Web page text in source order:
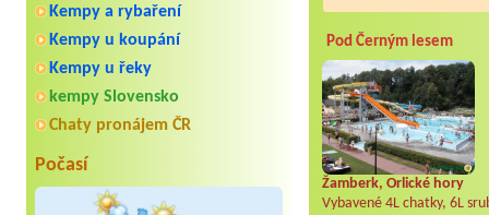
Kempy a rybaření
Kempy u koupání
Kempy u řeky
kempy Slovensko
Chaty pronájem ČR
Počasí
Pod Černým lesem
Žamberk, Orlické hory
Vybavené 4L chatky, 6L